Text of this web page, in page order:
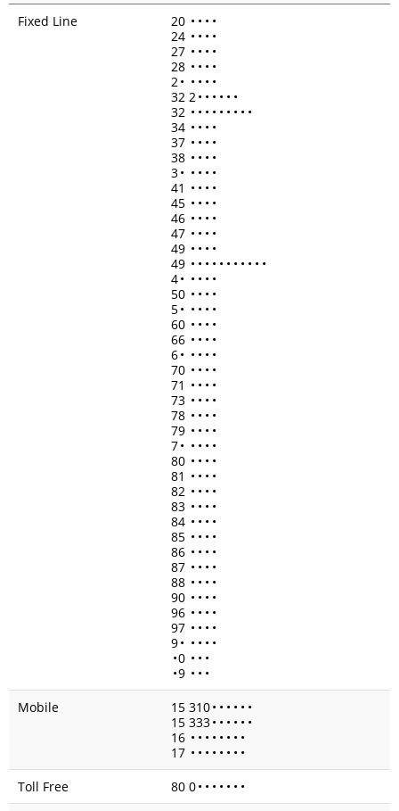
Fixed Line
20 • • • •
24 • • • •
27 • • • •
28 • • • •
2• • • • •
32 2• • • • • •
32 • • • • • • • • •
34 • • • •
37 • • • •
38 • • • •
3• • • • •
41 • • • •
45 • • • •
46 • • • •
47 • • • •
49 • • • •
49 • • • • • • • • • • •
4• • • • •
50 • • • •
5• • • • •
60 • • • •
66 • • • •
6• • • • •
70 • • • •
71 • • • •
73 • • • •
78 • • • •
79 • • • •
7• • • • •
80 • • • •
81 • • • •
82 • • • •
83 • • • •
84 • • • •
85 • • • •
86 • • • •
87 • • • •
88 • • • •
90 • • • •
96 • • • •
97 • • • •
9• • • • •
•0 • • •
•9 • • •
Mobile
15 310• • • • • •
15 333• • • • • •
16 • • • • • • • •
17 • • • • • • • •
Toll Free
80 0• • • • • • •